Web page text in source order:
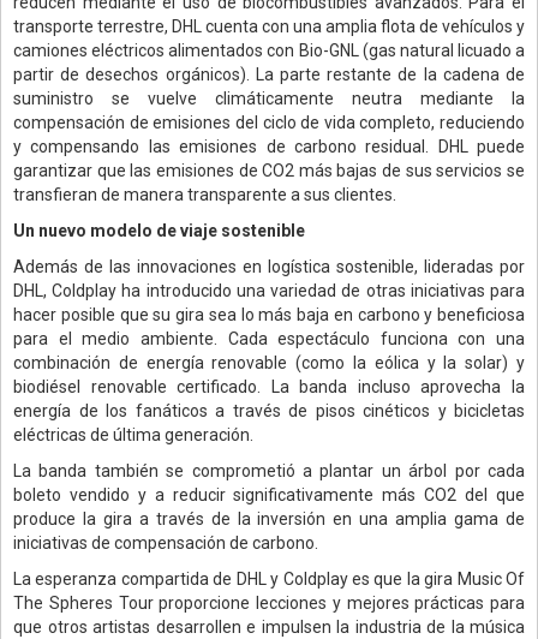
transporte terrestre, DHL cuenta con una amplia flota de vehículos y
camiones eléctricos alimentados con Bio-GNL (gas natural licuado a
partir de desechos orgánicos). La parte restante de la cadena de
suministro se vuelve climáticamente neutra mediante la
compensación de emisiones del ciclo de vida completo, reduciendo
y compensando las emisiones de carbono residual. DHL puede
garantizar que las emisiones de CO2 más bajas de sus servicios se
transfieran de manera transparente a sus clientes.
Un nuevo modelo de viaje sostenible
Además de las innovaciones en logística sostenible, lideradas por
DHL, Coldplay ha introducido una variedad de otras iniciativas para
hacer posible que su gira sea lo más baja en carbono y beneficiosa
para el medio ambiente. Cada espectáculo funciona con una
combinación de energía renovable (como la eólica y la solar) y
biodiésel renovable certificado. La banda incluso aprovecha la
energía de los fanáticos a través de pisos cinéticos y bicicletas
eléctricas de última generación.
La banda también se comprometió a plantar un árbol por cada
boleto vendido y a reducir significativamente más CO2 del que
produce la gira a través de la inversión en una amplia gama de
iniciativas de compensación de carbono.
La esperanza compartida de DHL y Coldplay es que la gira Music Of
The Spheres Tour proporcione lecciones y mejores prácticas para
que otros artistas desarrollen e impulsen la industria de la música